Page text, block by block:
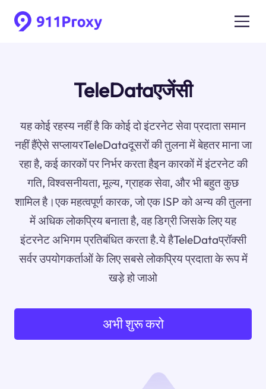
TeleDataएजेंसी
यह कोई रहस्य नहीं है कि कोई दो इंटरनेट सेवा प्रदाता समान
नहीं हैंऐसे सप्लायरTeleDataदूसरों की तुलना में बेहतर माना जा
रहा है, कई कारकों पर निर्भर करता हैइन कारकों में इंटरनेट की
गति, विश्वसनीयता, मूल्य, ग्राहक सेवा, और भी बहुत कुछ
शामिल है।एक महत्वपूर्ण कारक, जो एक ISP को अन्य की तुलना
में अधिक लोकप्रिय बनाता है, वह डिग्री जिसके लिए यह
इंटरनेट अभिगम प्रतिबंधित करता है.ये हैTeleDataप्रॉक्सी
सर्वर उपयोगकर्ताओं के लिए सबसे लोकप्रिय प्रदाता के रूप में
खड़े हो जाओ
अभी शुरू करो